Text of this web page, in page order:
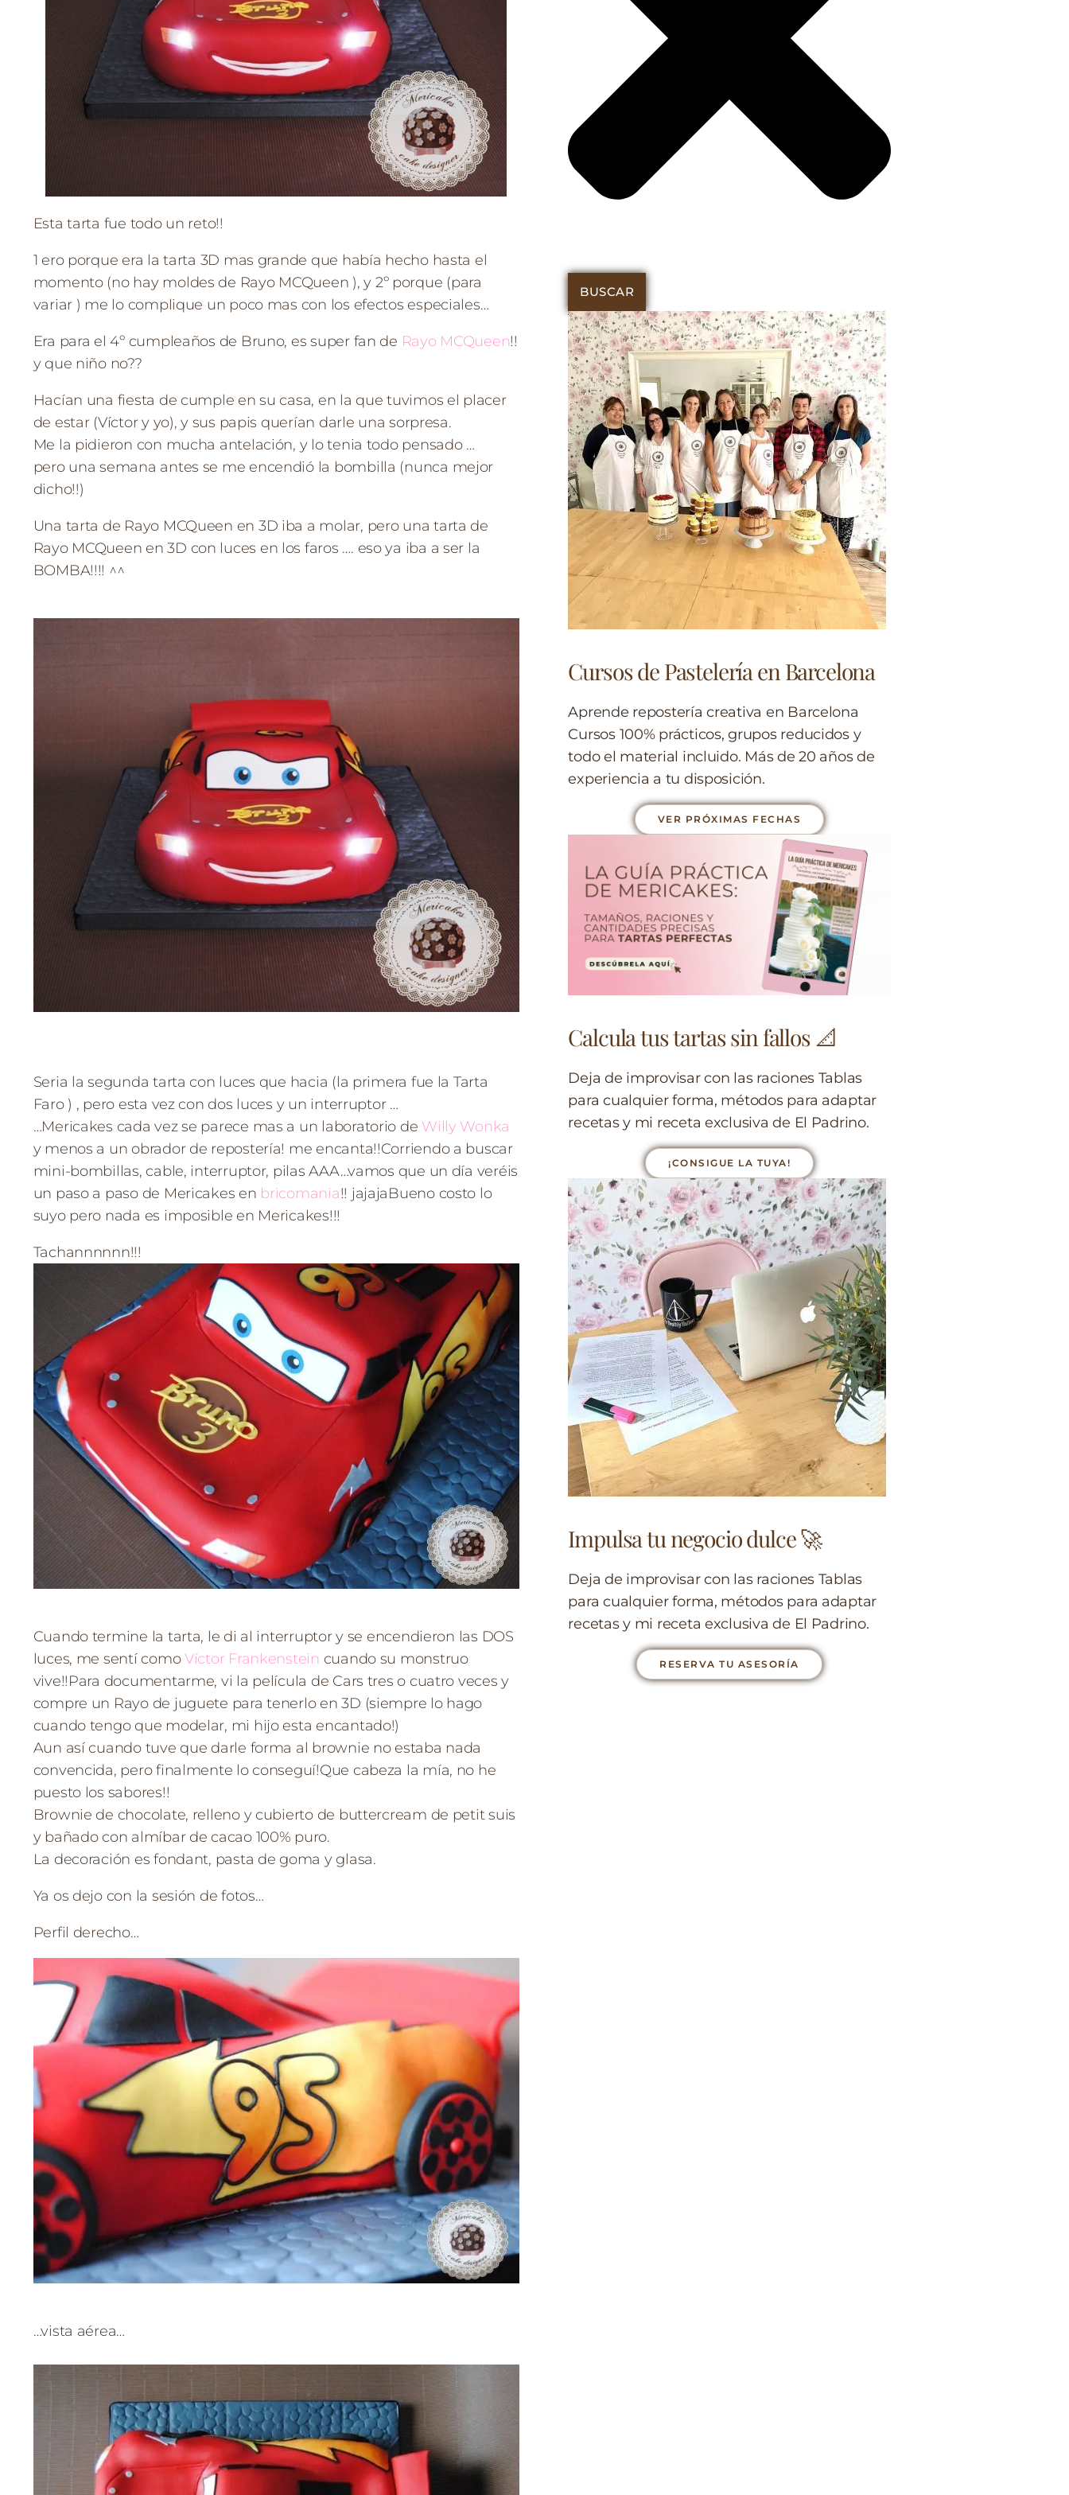
Esta tarta fue todo un reto!!
1 ero porque era la tarta 3D mas grande que había hecho hasta el
momento (no hay moldes de Rayo MCQueen ), y 2º porque (para
variar ) me lo complique un poco mas con los efectos especiales…
Era para el 4º cumpleaños de Bruno, es super fan de Rayo MCQueen!!
y que niño no??
Hacían una fiesta de cumple en su casa, en la que tuvimos el placer
de estar (Víctor y yo), y sus papis querían darle una sorpresa.
Me la pidieron con mucha antelación, y lo tenia todo pensado …
pero una semana antes se me encendió la bombilla (nunca mejor
dicho!!)
Una tarta de Rayo MCQueen en 3D iba a molar, pero una tarta de
Rayo MCQueen en 3D con luces en los faros …. eso ya iba a ser la
BOMBA!!!! ^^
Seria la segunda tarta con luces que hacia (la primera fue la Tarta
Faro ) , pero esta vez con dos luces y un interruptor …
…Mericakes cada vez se parece mas a un laboratorio de Willy Wonka
y menos a un obrador de repostería! me encanta!!Corriendo a buscar
mini-bombillas, cable, interruptor, pilas AAA…vamos que un día veréis
un paso a paso de Mericakes en bricomania!! jajajaBueno costo lo
suyo pero nada es imposible en Mericakes!!!
Tachannnnnn!!!
Cuando termine la tarta, le di al interruptor y se encendieron las DOS
luces, me sentí comoVíctor Frankenstein cuando su monstruo
vive!!Para documentarme, vi la película de Cars tres o cuatro veces y
compre un Rayo de juguete para tenerlo en 3D (siempre lo hago
cuando tengo que modelar, mi hijo esta encantado!)
Aun así cuando tuve que darle forma al brownie no estaba nada
convencida, pero finalmente lo conseguí!Que cabeza la mía, no he
puesto los sabores!!
Brownie de chocolate, relleno y cubierto de buttercream de petit suis
y bañado con almíbar de cacao 100% puro.
La decoración es fondant, pasta de goma y glasa.
Ya os dejo con la sesión de fotos…
Perfil derecho…
…vista aérea…
BUSCAR
Cursos de Pastelería en Barcelona
Aprende repostería creativa en Barcelona
Cursos 100% prácticos, grupos reducidos y
todo el material incluido. Más de 20 años de
experiencia a tu disposición.
VER PRÓXIMAS FECHAS
Calcula tus tartas sin fallos 📐
Deja de improvisar con las raciones Tablas
para cualquier forma, métodos para adaptar
recetas y mi receta exclusiva de El Padrino.
¡CONSIGUE LA TUYA!
Impulsa tu negocio dulce 🚀
Deja de improvisar con las raciones Tablas
para cualquier forma, métodos para adaptar
recetas y mi receta exclusiva de El Padrino.
RESERVA TU ASESORÍA